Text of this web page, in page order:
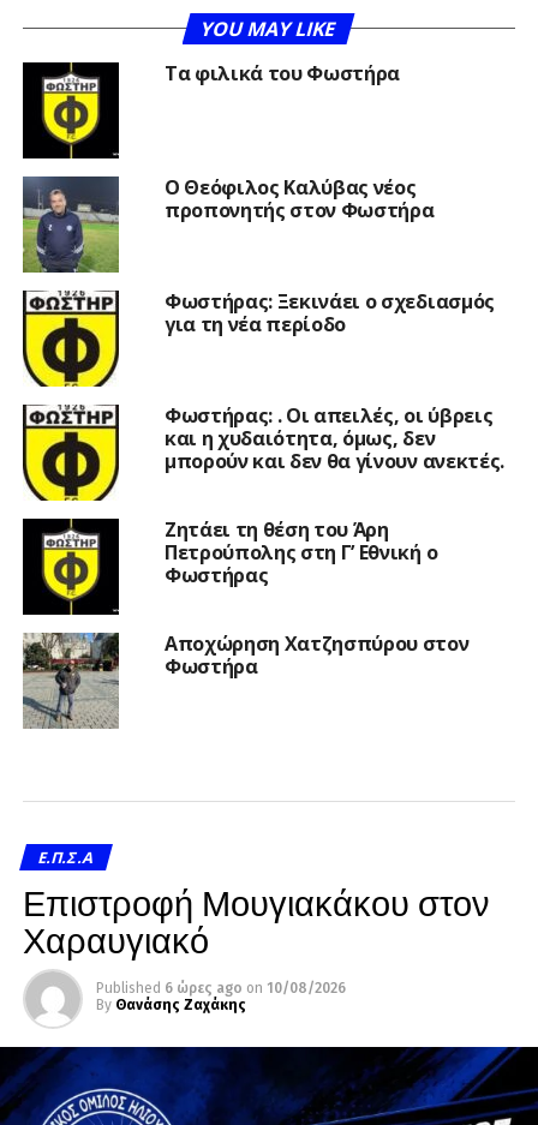
YOU MAY LIKE
Τα φιλικά του Φωστήρα
Ο Θεόφιλος Καλύβας νέος
προπονητής στον Φωστήρα
Φωστήρας: Ξεκινάει ο σχεδιασμός
για τη νέα περίοδο
Φωστήρας: . Οι απειλές, οι ύβρεις
και η χυδαιότητα, όμως, δεν
μπορούν και δεν θα γίνουν ανεκτές.
Ζητάει τη θέση του Άρη
Πετρούπολης στη Γ’ Εθνική ο
Φωστήρας
Αποχώρηση Χατζησπύρου στον
Φωστήρα
Ε.Π.Σ.Α
Επιστροφή Μουγιακάκου στον
Χαραυγιακό
Published 6 ώρες ago on 10/08/2026
By Θανάσης Ζαχάκης